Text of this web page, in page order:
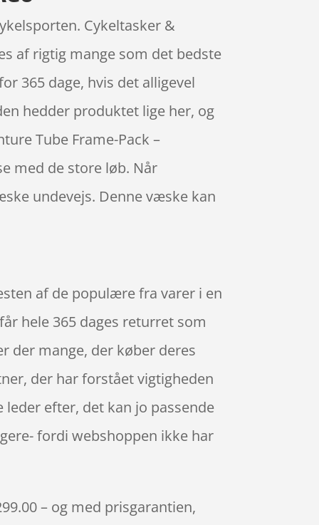
Cykeltasker &
af rigtig mange som det bedste
365 dage, hvis det alligevel
hedder produktet lige her, og
Tube Frame-Pack –
med de store løb. Når
undevejs. Denne væske kan
af de populære fra varer i en
hele 365 dages returret som
der mange, der køber deres
der har forstået vigtigheden
efter, det kan jo passende
fordi webshoppen ikke har
– og med prisgarantien,